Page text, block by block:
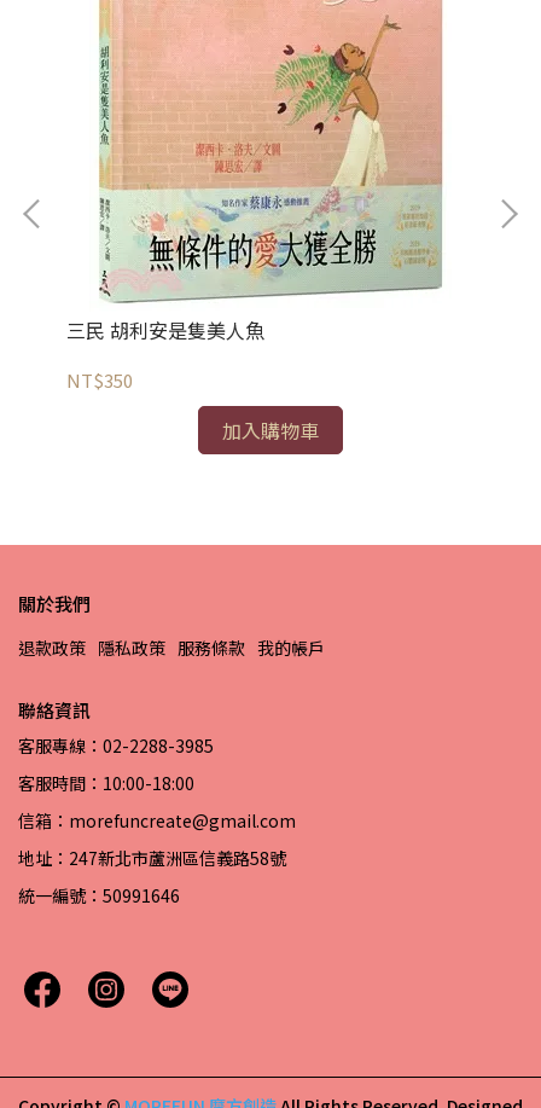
三民 胡利安是隻美人魚
NT$350
加入購物車
關於我們
退款政策 隱私政策 服務條款 我的帳戶
聯絡資訊
客服專線：02-2288-3985
客服時間：10:00-18:00
信箱：morefuncreate@gmail.com
地址：247新北市蘆洲區信義路58號
統一編號：50991646